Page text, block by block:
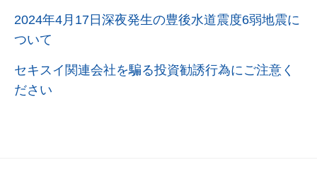
2024年4月17日深夜発生の豊後水道震度6弱地震に
ついて
セキスイ関連会社を騙る投資勧誘行為にご注意く
ださい